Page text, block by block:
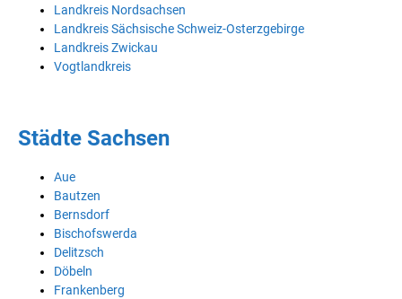
Landkreis Nordsachsen
Landkreis Sächsische Schweiz-Osterzgebirge
Landkreis Zwickau
Vogtlandkreis
Städte Sachsen
Aue
Bautzen
Bernsdorf
Bischofswerda
Delitzsch
Döbeln
Frankenberg